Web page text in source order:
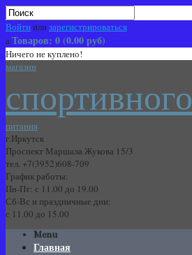
Войтиилизарегистрироваться
Товаров: 0 (0.00 руб)
Ничего не куплено!
магазин
спортивного
питания
г.Иркутск
Проспект Маршала Жукова 15/3
тел. +7(3952)608-709
График работы:
Пн-Пт: с 11.00 до 19.00
Сб-Вс и праздничные дни:
с 11.00 до 15.00
Menu
Главная